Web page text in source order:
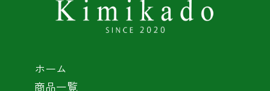
ホーム
商品一覧